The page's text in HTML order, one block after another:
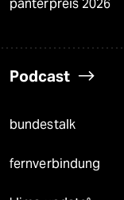
panterpreis 2026
Podcast
bundestalk
fernverbindung